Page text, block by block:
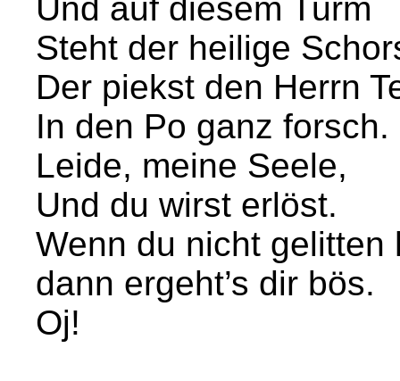
Und auf diesem Turm
Steht der heilige
Der piekst den Herrn
In den Po ganz forsch.
Leide, meine Seele,
Und du wirst erlöst.
Wenn du nicht gelitten
dann ergeht’s dir bös.
Oj!